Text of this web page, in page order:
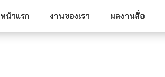
หน้าแรก งานของเรา ผลงานสื่อ